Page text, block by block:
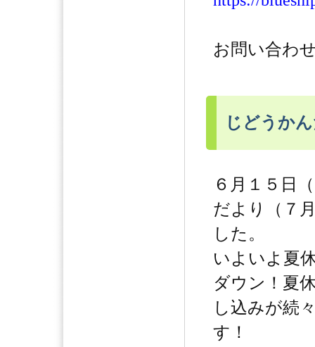
お問い合わ
じどうか
６月１５日
だより（７
した。
いよいよ夏
ダウン！夏
し込みが続
す！